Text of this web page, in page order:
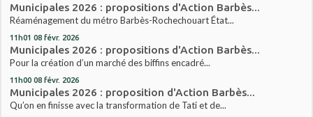
Municipales 2026 : propositions d'Action Barbès...
Réaménagement du métro Barbès-Rochechouart État...
11h01 08 févr. 2026
Municipales 2026 : propositions d'Action Barbès...
Pour la création d’un marché des biffins encadré...
11h00 08 févr. 2026
Municipales 2026 : proposition d'Action Barbès...
Qu’on en finisse avec la transformation de Tati et de...